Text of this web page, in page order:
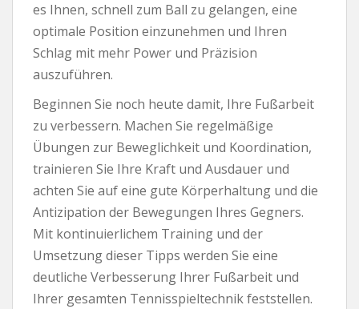
es Ihnen, schnell zum Ball zu gelangen, eine
optimale Position einzunehmen und Ihren
Schlag mit mehr Power und Präzision
auszuführen.
Beginnen Sie noch heute damit, Ihre Fußarbeit
zu verbessern. Machen Sie regelmäßige
Übungen zur Beweglichkeit und Koordination,
trainieren Sie Ihre Kraft und Ausdauer und
achten Sie auf eine gute Körperhaltung und die
Antizipation der Bewegungen Ihres Gegners.
Mit kontinuierlichem Training und der
Umsetzung dieser Tipps werden Sie eine
deutliche Verbesserung Ihrer Fußarbeit und
Ihrer gesamten Tennisspieltechnik feststellen.